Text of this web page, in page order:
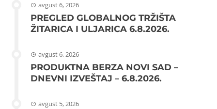
avgust 6, 2026
PREGLED GLOBALNOG TRŽIŠTA
ŽITARICA I ULJARICA 6.8.2026.
avgust 6, 2026
PRODUKTNA BERZA NOVI SAD –
DNEVNI IZVEŠTAJ – 6.8.2026.
avgust 5, 2026